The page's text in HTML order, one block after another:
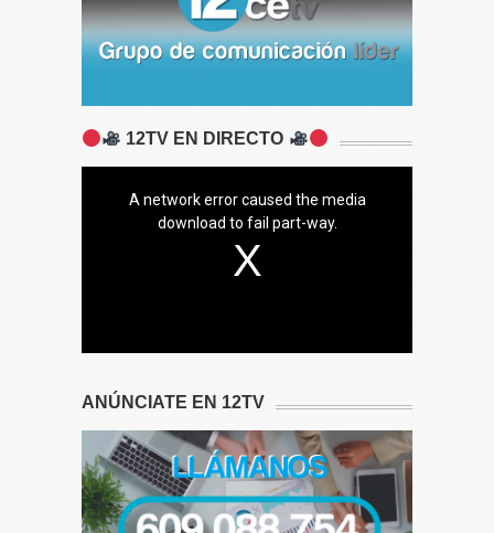
12TV EN DIRECTO
A network error caused the media
download to fail part-way.
ANÚNCIATE EN 12TV